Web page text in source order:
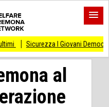
I Giovani Democratici
al